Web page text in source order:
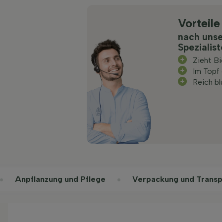
Vorteile
nach
Zieht
Im
Reich
Anpflanzung und Pflege Verpackung und